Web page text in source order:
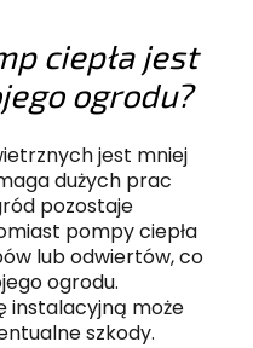
ciepła jest
ogrodu?
jest mniej
dużych prac
pozostaje
pompy ciepła
lub odwiertów, co
ogrodu.
instalacyjną może
szkody.